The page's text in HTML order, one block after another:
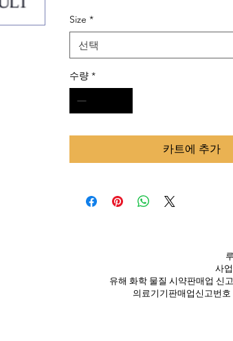
Size *
선택
수량 *
카트에 추가
사
유해 화학 물질 ​시약판매업 신
의료기기판매업신고번호